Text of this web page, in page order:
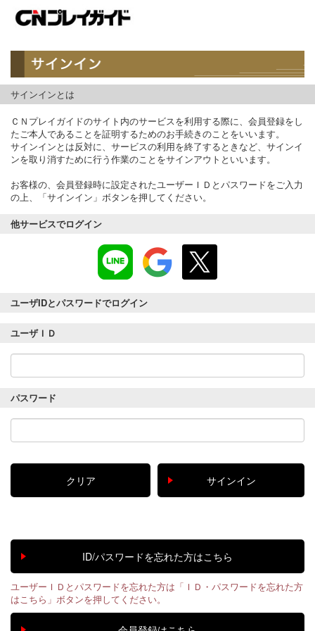
サインインとは
ＣＮプレイガイドのサイト内のサービスを利用する際に、会員登録をし
たご本人であることを証明するためのお手続きのことをいいます。
サインインとは反対に、サービスの利用を終了するときなど、サインイ
ンを取り消すために行う作業のことをサインアウトといいます。
お客様の、会員登録時に設定されたユーザーＩＤとパスワードをご入力
の上、「サインイン」ボタンを押してください。
他サービスでログイン
ユーザIDとパスワードでログイン
ユーザＩＤ
パスワード
ユーザーＩＤとパスワードを忘れた方は「ＩＤ・パスワードを忘れた方
はこちら」ボタンを押してください。